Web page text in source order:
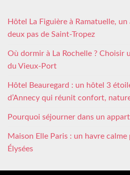
Hôtel La Figuière à Ramatuelle,
deux pas de Saint-Tropez
Où dormir à La Rochelle ? Choisir
du Vieux-Port
Hôtel Beauregard : un hôtel 3
d’Annecy qui réunit confort,
Pourquoi séjourner dans un
Maison Elle Paris : un havre
Élysées